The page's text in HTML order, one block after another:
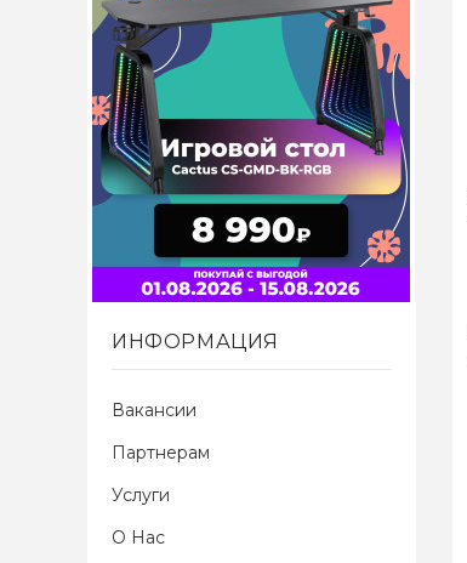
ИНФОРМАЦИЯ
Вакансии
Партнерам
Услуги
О Нас